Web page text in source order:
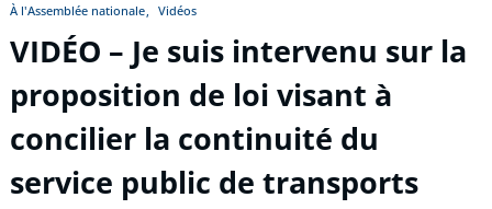
À l'Assemblée nationale Vidéos
VIDÉO – Je suis intervenu sur la
proposition de loi visant à
concilier la continuité du
service public de transports